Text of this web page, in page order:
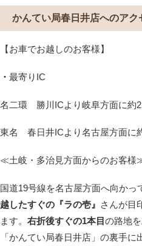
かんてい局春日井店へのアク
【お車でお越しのお客様】
・ 最寄りIC
名二環 勝川ICより岐阜方面に約
東名 春日井ICより名古屋方面に
≪土岐・多治見方面からのお客様
国道19号線を名古屋方面へ向かっ
越したすぐの『ラの壱』 さんが目
ます。 右折後すぐの1本目 の路地
「かんてい局春日井店」の裏手に